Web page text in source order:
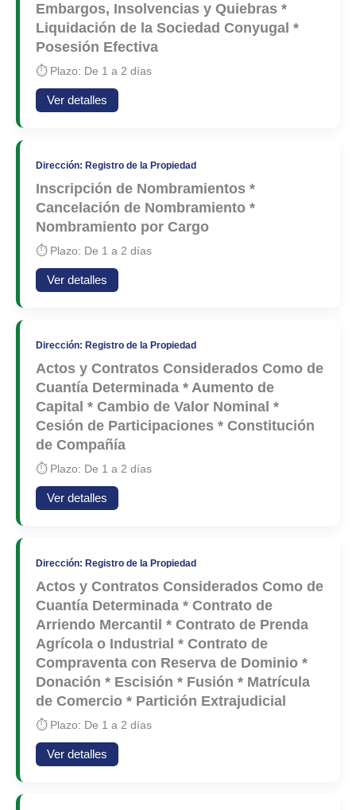
Embargos, Insolvencias y Quiebras *
Liquidación de la Sociedad Conyugal *
Posesión Efectiva
⏱ Plazo: De 1 a 2 días
Ver detalles
Dirección: Registro de la Propiedad
Inscripción de Nombramientos *
Cancelación de Nombramiento *
Nombramiento por Cargo
⏱ Plazo: De 1 a 2 días
Ver detalles
Dirección: Registro de la Propiedad
Actos y Contratos Considerados Como de
Cuantía Determinada * Aumento de
Capital * Cambio de Valor Nominal *
Cesión de Participaciones * Constitución
de Compañía
⏱ Plazo: De 1 a 2 días
Ver detalles
Dirección: Registro de la Propiedad
Actos y Contratos Considerados Como de
Cuantía Determinada * Contrato de
Arriendo Mercantil * Contrato de Prenda
Agrícola o Industrial * Contrato de
Compraventa con Reserva de Dominio *
Donación * Escisión * Fusión * Matrícula
de Comercio * Partición Extrajudicial
⏱ Plazo: De 1 a 2 días
Ver detalles